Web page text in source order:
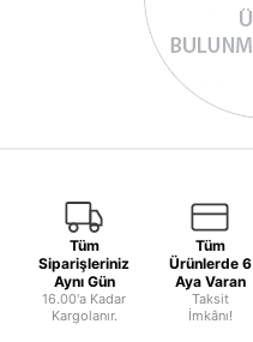
Tüm
Siparişleriniz
Aynı Gün
16.00'a Kadar
Kargolanır.
Tüm
Ürünlerde 6
Aya Varan
Taksit
İmkânı!